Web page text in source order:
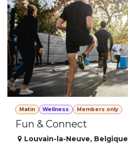
Matin Wellness Members only
Fun & Connect
Louvain-la-Neuve, Belgique